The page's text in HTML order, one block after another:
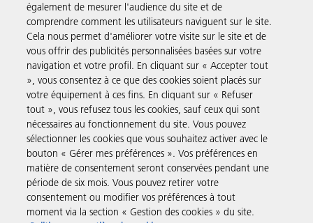
Solutions pour les entreprises
Produits et Services
Assistance & Contact
Ressources
Suivez-nous
également de mesurer l'audience du site et de
comprendre comment les utilisateurs naviguent sur le site.
Cela nous permet d'améliorer votre visite sur le site et de
vous offrir des publicités personnalisées basées sur votre
navigation et votre profil. En cliquant sur « Accepter tout
», vous consentez à ce que des cookies soient placés sur
votre équipement à ces fins. En cliquant sur « Refuser
tout », vous refusez tous les cookies, sauf ceux qui sont
nécessaires au fonctionnement du site. Vous pouvez
sélectionner les cookies que vous souhaitez activer avec le
bouton « Gérer mes préférences ». Vos préférences en
matière de consentement seront conservées pendant une
période de six mois. Vous pouvez retirer votre
consentement ou modifier vos préférences à tout
moment via la section « Gestion des cookies » du site.